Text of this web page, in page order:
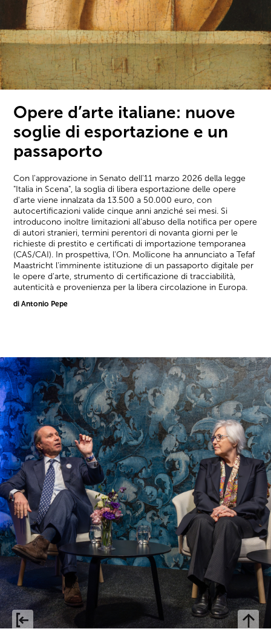
Opere d’arte italiane: nuove
soglie di esportazione e un
passaporto
Con l'approvazione in Senato dell'11 marzo 2026 della legge
"Italia in Scena", la soglia di libera esportazione delle opere
d'arte viene innalzata da 13.500 a 50.000 euro, con
autocertificazioni valide cinque anni anziché sei mesi. Si
introducono inoltre limitazioni all'abuso della notifica per opere
di autori stranieri, termini perentori di novanta giorni per le
richieste di prestito e certificati di importazione temporanea
(CAS/CAI). In prospettiva, l'On. Mollicone ha annunciato a Tefaf
Maastricht l'imminente istituzione di un passaporto digitale per
le opere d'arte, strumento di certificazione di tracciabilità,
autenticità e provenienza per la libera circolazione in Europa.
di Antonio Pepe